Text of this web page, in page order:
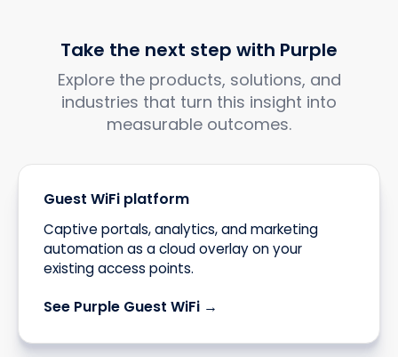
Take the next step with Purple
Explore the products, solutions, and
industries that turn this insight into
measurable outcomes.
Guest WiFi platform
Captive portals, analytics, and marketing
automation as a cloud overlay on your
existing access points.
See Purple Guest WiFi →